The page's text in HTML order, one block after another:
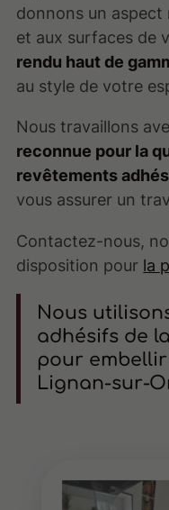
donnons un
et aux surfaces de
rendu haut de
au style de votre
Nous travaillons
reconnue pour la
revêtements
vous assurer un
Contactez-nous,
disposition pour la
Nous
adhésifs de
pour
Lignan-sur-